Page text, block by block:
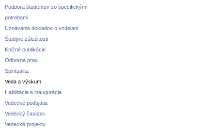
Podpora študentov so špecifickými
potrebami
Uznávanie dokladov o vzdelaní
Študijné záležitosti
Knižné publikácie
Odborná prax
Spiritualita
Veda a výskum
Habilitácia a inaugurácia
Vedecké podujatia
Vedecký časopis
Vedecké projekty